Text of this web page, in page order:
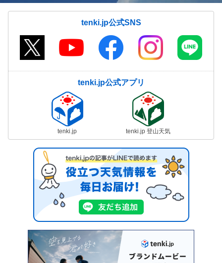
tenki.jp公式SNS
tenki.jp公式アプリ
tenki.jp tenki.jp 登山天気